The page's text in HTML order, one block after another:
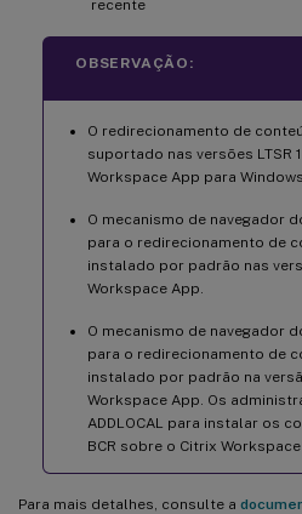
recente
OBSERVAÇÃO:
O redirecionamento de
suportado nas versões LTSR
Workspace App para Windows.
O mecanismo de navegador
para o redirecionamento de
instalado por padrão nas
Workspace App.
O mecanismo de navegador
para o redirecionamento de
instalado por padrão na
Workspace App. Os
ADDLOCAL para instalar os
BCR sobre o Citrix Workspace
Para mais detalhes, consulte a